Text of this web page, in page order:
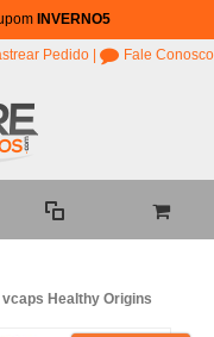
INVERNO5
Pedido Fale Conosco
Healthy Origins